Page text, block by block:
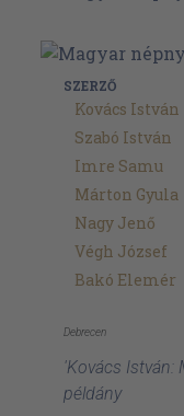
SZERZŐ
Kovács István
Szabó István
Imre Samu
Márton Gyula
Nagy Jenő
Végh József
Bakó Elemér
Debrecen
'Kovács István:
példány